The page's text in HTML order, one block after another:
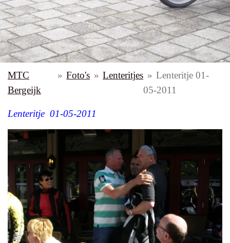
MTC
Bergeijk
» Foto's » Lenteritjes » Lenteritje 01-
05-2011
Lenteritje 01-05-2011